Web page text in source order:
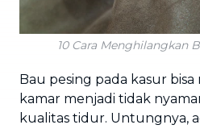
10 Cara Menghilangkan
Bau pesing pada kasur
kamar menjadi tidak
kualitas tidur. Untungnya,